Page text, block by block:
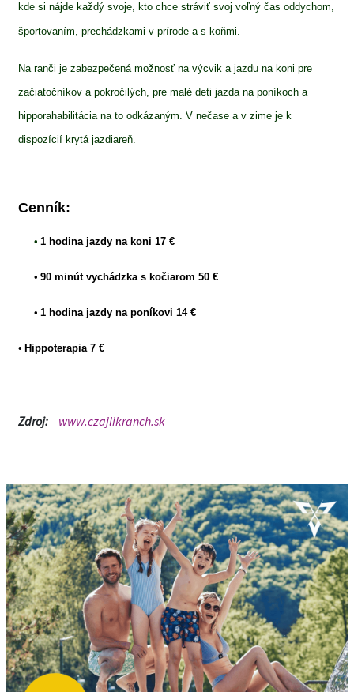
kde si nájde každý svoje, kto chce stráviť svoj voľný čas oddychom,
športovaním, prechádzkami v prírode a s koňmi.
Na ranči je zabezpečená možnosť na výcvik a jazdu na koni pre
začiatočníkov a pokročilých, pre malé deti jazda na poníkoch a
hipporahabilitácia na to odkázaným. V nečase a v zime je k
dispozícií krytá jazdiareň.
Cenník:
• 1 hodina jazdy na koni 17 €
• 90 minút vychádzka s kočiarom 50 €
• 1 hodina jazdy na poníkovi 14 €
• Hippoterapia 7 €
Zdroj: www.czajlikranch.sk